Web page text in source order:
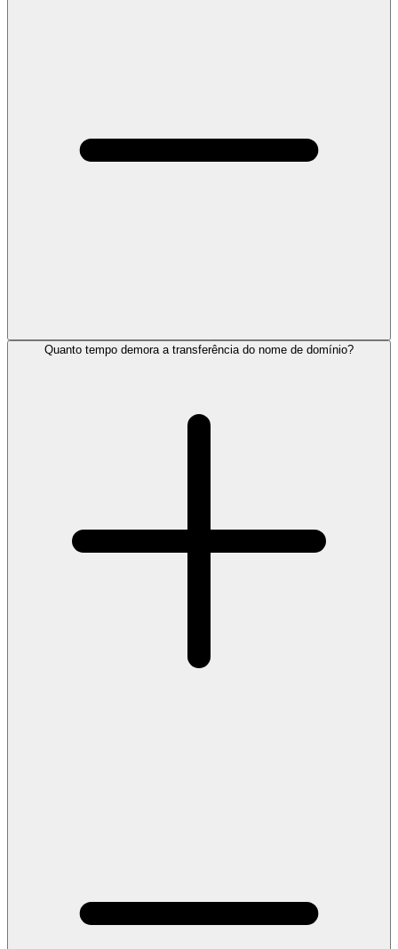
Quanto tempo demora a transferência do nome de domínio?